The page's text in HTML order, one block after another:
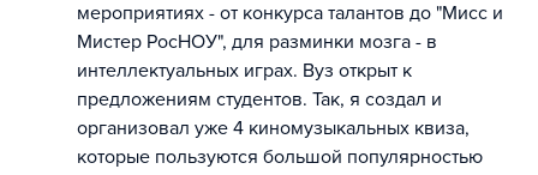
мероприятиях - от конкурса талантов до "Мисс и
Мистер РосНОУ", для разминки мозга - в
интеллектуальных играх. Вуз открыт к
предложениям студентов. Так, я создал и
организовал уже 4 киномузыкальных квиза,
которые пользуются большой популярностью